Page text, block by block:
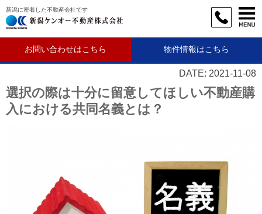
新潟に密着した不動産会社です
お問い合わせはこちら 物件情報はこちら
DATE: 2021-11-08
選択の際は十分に留意してほしい不動産購
入における共同名義とは？